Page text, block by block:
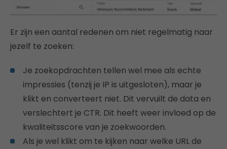
Er zijn een aantal redenen om niet regelmatig naar
jezelf te zoeken:
Je zoekopdrachten tellen wel mee als echte
impressies (tenzij je IP is uitgesloten), maar je
klikt en converteert niet. Dit vervuilt de data en
verslechtert je CTR. Dit heeft weer invloed op de
kwaliteitsscore van je zoekwoorden.
Als je wel klikt om te kijken naar welke URL de